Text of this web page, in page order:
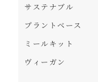
サステナブル
プラントベース
ミールキット
ヴィーガン